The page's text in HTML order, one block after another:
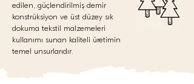
edilen, güçlendirilmiş demir
konstrüksiyon ve üst düzey sık
dokuma tekstil malzemeleri
kullanımı sunan kaliteli üretimin
temel unsurlarıdır.